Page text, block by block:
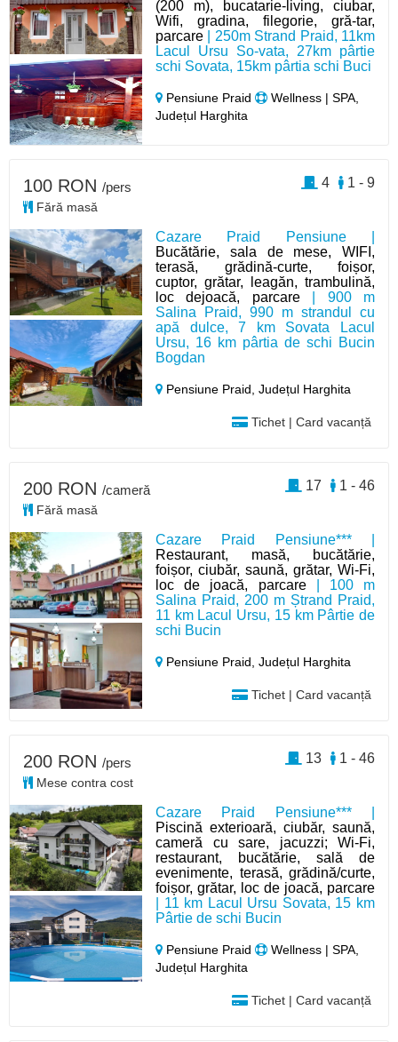
(200 m), bucatarie-living, ciubar,
Wifi, gradina, filegorie, gră-tar,
parcare | 250m Strand Praid, 11km
Lacul Ursu So-vata, 27km pârtie
schi Sovata, 15km pârtia schi Buci
Pensiune Praid
Wellness | SPA,
Județul Harghita
Cazare Praid Pensiune |
Bucătărie, sala de mese, WIFI,
terasă, grădină-curte, foișor,
cuptor, grătar, leagăn, trambulină,
loc dejoacă, parcare| 900 m
Salina Praid, 990 m strandul cu
apă dulce, 7 km Sovata Lacul
Ursu, 16 km pârtia de schi Bucin
Bogdan
Pensiune Praid,Județul Harghita
Tichet | Card vacanță
100 RON /pers
Fără masă
1 - 9
4
Cazare Praid Pensiune*** |
Restaurant, masă, bucătărie,
foișor, ciubăr, saună, grătar, Wi-Fi,
loc de joacă, parcare| 100 m
Salina Praid, 200 m Ștrand Praid,
11 km Lacul Ursu, 15 km Pârtie de
schi Bucin
Pensiune Praid,Județul Harghita
Tichet | Card vacanță
200 RON /cameră
Fără masă
1 - 46
17
Cazare Praid Pensiune*** |
Piscină exterioară, ciubăr, saună,
cameră cu sare, jacuzzi; Wi-Fi,
restaurant, bucătărie, sală de
evenimente, terasă, grădină/curte,
foișor, grătar, loc de joacă, parcare
| 11 km Lacul Ursu Sovata, 15 km
Pârtie de schi Bucin
Pensiune Praid
Wellness | SPA,
Județul Harghita
Tichet | Card vacanță
200 RON /pers
Mese contra cost
1 - 46
13